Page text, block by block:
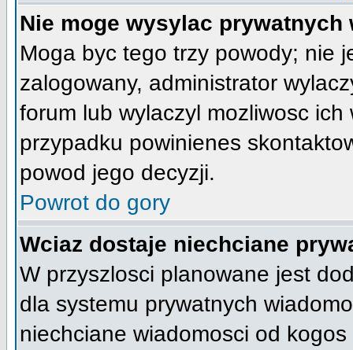
Nie moge wysylac prywatnych
Moga byc tego trzy powody; nie
zalogowany, administrator
forum lub wylaczyl mozliwosc
przypadku powinienes
powod jego decyzji.
Powrot do gory
Wciaz dostaje niechciane
W przyszlosci planowane jest
dla systemu prywatnych
niechciane wiadomosci od